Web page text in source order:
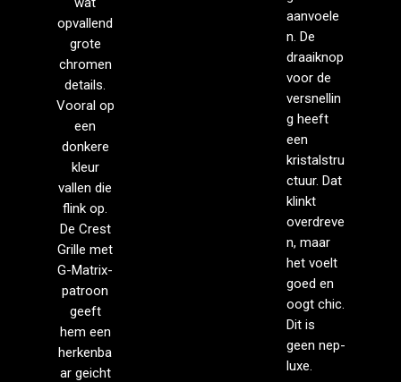
opvallend
grote
chromen
details.
Vooral op
een
donkere
kleur
vallen die
flink op.
De Crest
Grille met
G-Matrix-
patroon
geeft
hem een
herkenba
ar geicht
aanvoele
n. De
draaiknop
voor de
versnellin
g heeft
een
kristalstru
ctuur. Dat
klinkt
overdreve
n, maar
het voelt
goed en
oogt chic.
Dit is
geen nep-
luxe.